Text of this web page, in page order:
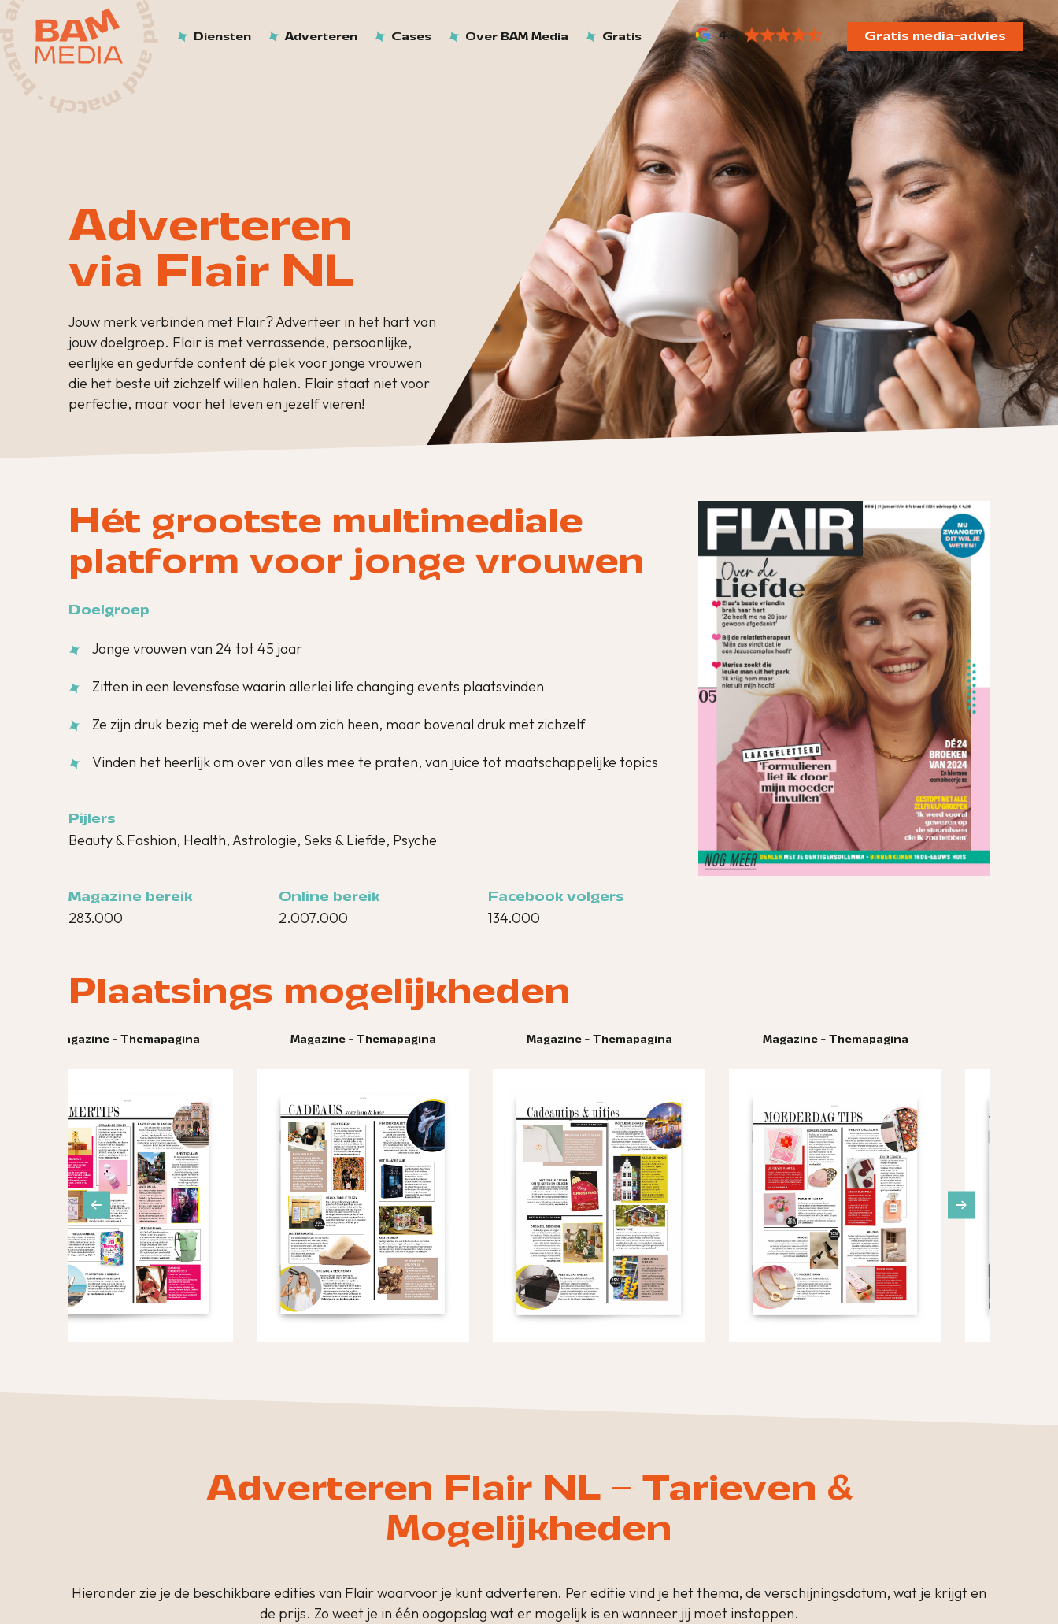
Diensten Adverteren Cases Over BAM Media Gratis 4.4 Gratis media-advies
Adverteren
via Flair NL
Jouw merk verbinden met Flair? Adverteer in het hart van
jouw doelgroep. Flair is met verrassende, persoonlijke,
eerlijke en gedurfde content dé plek voor jonge vrouwen
die het beste uit zichzelf willen halen. Flair staat niet voor
perfectie, maar voor het leven en jezelf vieren!
Hét grootste multimediale
platform voor jonge vrouwen
Doelgroep
Jonge vrouwen van 24 tot 45 jaar
Zitten in een levensfase waarin allerlei life changing events plaatsvinden
Ze zijn druk bezig met de wereld om zich heen, maar bovenal druk met zichzelf
Vinden het heerlijk om over van alles mee te praten, van juice tot maatschappelijke topics
Pijlers
Beauty & Fashion, Health, Astrologie, Seks & Liefde, Psyche
Magazine bereik
283.000
Online bereik
2.007.000
Facebook volgers
134.000
Plaatsings mogelijkheden
Magazine - Themapagina Magazine - Themapagina Magazine - Themapagina Magazine - Themapagina
Adverteren Flair NL – Tarieven &
Mogelijkheden
Hieronder zie je de beschikbare edities van Flair waarvoor je kunt adverteren. Per editie vind je het thema, de verschijningsdatum, wat je krijgt en
de prijs. Zo weet je in één oogopslag wat er mogelijk is en wanneer jij moet instappen.